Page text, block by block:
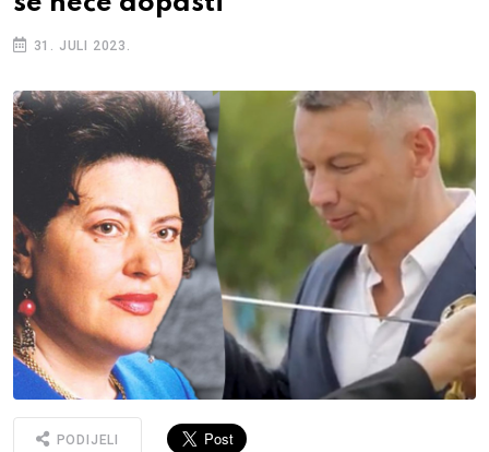
31. JULI 2023.
PODIJELI